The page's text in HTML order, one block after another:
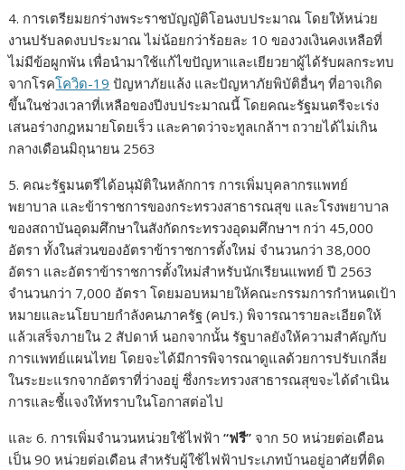
4. การเตรียมยกร่างพระราชบัญญัติโอนงบประมาณ โดยให้หน่วย
งานปรับลดงบประมาณ ไม่น้อยกว่าร้อยละ 10 ของวงเงินคงเหลือที่
ไม่มีข้อผูกพัน เพื่อนำมาใช้แก้ไขปัญหาและเยียวยาผู้ได้รับผลกระทบ
จากโรคโควิด-19 ปัญหาภัยแล้ง และปัญหาภัยพิบัติอื่นๆ ที่อาจเกิด
ขึ้นในช่วงเวลาที่เหลือของปีงบประมาณนี้ โดยคณะรัฐมนตรีจะเร่ง
เสนอร่างกฎหมายโดยเร็ว และคาดว่าจะทูลเกล้าฯ ถวายได้ไม่เกิน
กลางเดือนมิถุนายน 2563
5. คณะรัฐมนตรีได้อนุมัติในหลักการ การเพิ่มบุคลากรแพทย์
พยาบาล และข้าราชการของกระทรวงสาธารณสุข และโรงพยาบาล
ของสถาบันอุดมศึกษาในสังกัดกระทรวงอุดมศึกษาฯ กว่า 45,000
อัตรา ทั้งในส่วนของอัตราข้าราชการตั้งใหม่ จำนวนกว่า 38,000
อัตรา และอัตราข้าราชการตั้งใหม่สำหรับนักเรียนแพทย์ ปี 2563
จำนวนกว่า 7,000 อัตรา โดยมอบหมายให้คณะกรรมการกำหนดเป้า
หมายและนโยบายกำลังคนภาครัฐ (คปร.) พิจารณารายละเอียดให้
แล้วเสร็จภายใน 2 สัปดาห์ นอกจากนั้น รัฐบาลยังให้ความสำคัญกับ
การแพทย์แผนไทย โดยจะได้มีการพิจารณาดูแลด้วยการปรับเกลี่ย
ในระยะแรกจากอัตราที่ว่างอยู่ ซึ่งกระทรวงสาธารณสุขจะได้ดำเนิน
การและชี้แจงให้ทราบในโอกาสต่อไป
และ 6. การเพิ่มจำนวนหน่วยใช้ไฟฟ้า“ฟรี” จาก 50 หน่วยต่อเดือน
เป็น 90 หน่วยต่อเดือน สำหรับผู้ใช้ไฟฟ้าประเภทบ้านอยู่อาศัยที่ติด